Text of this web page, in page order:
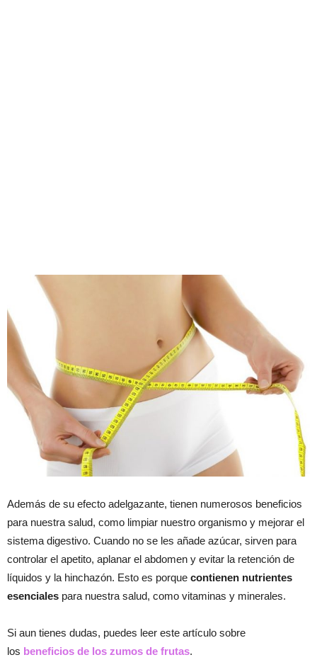
Además de su efecto adelgazante, tienen numerosos beneficios
para nuestra salud, como limpiar nuestro organismo y mejorar el
sistema digestivo. Cuando no se les añade azúcar, sirven para
controlar el apetito, aplanar el abdomen y evitar la retención de
líquidos y la hinchazón. Esto es porque contienen nutrientes
esenciales para nuestra salud, como vitaminas y minerales.
Si aun tienes dudas, puedes leer este artículo sobre
los beneficios de los zumos de frutas.